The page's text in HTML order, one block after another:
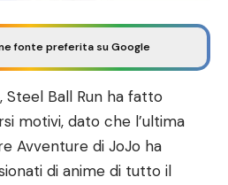
fonte preferita su Google
Steel Ball Run ha fatto
motivi, dato che l’ultima
Avventure di JoJo ha
di anime di tutto il